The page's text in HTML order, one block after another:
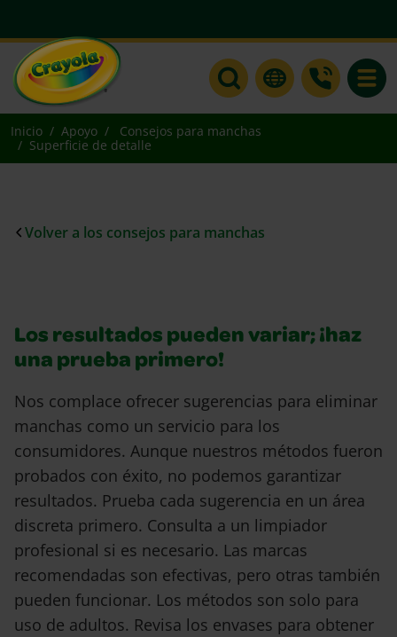
Inicio Apoyo
Consejos para manchas
Superficie de detalle
Volver a los consejos para manchas
Los resultados pueden variar; ¡haz
una prueba primero!
Nos complace ofrecer sugerencias para eliminar
manchas como un servicio para los
consumidores. Aunque nuestros métodos fueron
probados con éxito, no podemos garantizar
resultados. Prueba cada sugerencia en un área
discreta primero. Consulta a un limpiador
profesional si es necesario. Las marcas
recomendadas son efectivas, pero otras también
pueden funcionar. Los métodos son solo para
uso de adultos. Revisa los envases para obtener